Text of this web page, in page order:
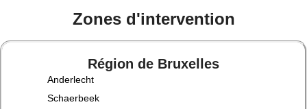
Zones d'intervention
Région de Bruxelles
Anderlecht
Schaerbeek